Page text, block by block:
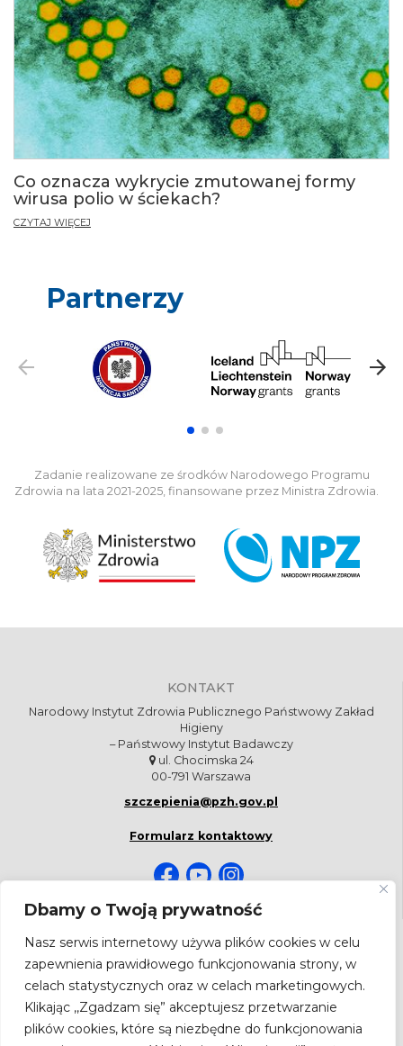
Dbamy o Twoją prywatność
Nasz serwis internetowy używa plików cookies w celu
zapewnienia prawidłowego funkcjonowania strony, w
celach statystycznych oraz w celach marketingowych.
Klikając ,,Zgadzam się” akceptujesz przetwarzanie
plików cookies, które są niezbędne do funkcjonowania
Co oznacza wykrycie zmutowanej formy
wirusa polio w ściekach?
CZYTAJ WIĘCEJ
Partnerzy
Zadanie realizowane ze środków Narodowego Programu
Zdrowia na lata 2021-2025, finansowane przez Ministra Zdrowia.
KONTAKT
Narodowy Instytut Zdrowia Publicznego Państwowy Zakład
Higieny
– Państwowy Instytut Badawczy
ul. Chocimska 24
00-791 Warszawa
szczepienia@pzh.gov.pl
Formularz kontaktowy
NEWSLETTER
Bądź na bieżąco! Zapisz się do newslettera.
Adres
email